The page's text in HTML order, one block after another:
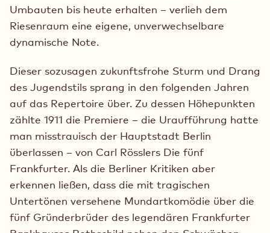
Umbauten bis heute erhalten – verlieh dem
Riesenraum eine eigene, unverwechselbare
dynamische Note.
Dieser sozusagen zukunftsfrohe Sturm und Drang
des Jugendstils sprang in den folgenden Jahren
auf das Repertoire über. Zu dessen Höhepunkten
zählte 1911 die Premiere – die Uraufführung hatte
man misstrauisch der Hauptstadt Berlin
überlassen – von Carl Rösslers Die fünf
Frankfurter. Als die Berliner Kritiken aber
erkennen ließen, dass die mit tragischen
Untertönen versehene Mundartkomödie über die
fünf Gründerbrüder des legendären Frankfurter